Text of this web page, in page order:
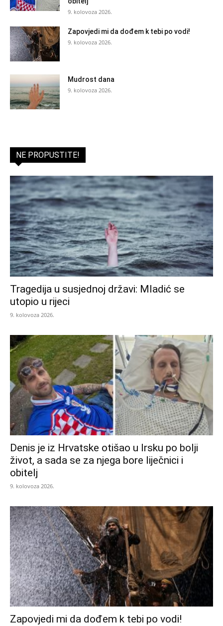
9. kolovoza 2026.
Zapovjedi mi da dođem k tebi po vodi!
9. kolovoza 2026.
Mudrost dana
9. kolovoza 2026.
NE PROPUSTITE!
Tragedija u susjednoj državi: Mladić se
utopio u rijeci
9. kolovoza 2026.
Denis je iz Hrvatske otišao u Irsku po bolji
život, a sada se za njega bore liječnici i
obitelj
9. kolovoza 2026.
Zapovjedi mi da dođem k tebi po vodi!